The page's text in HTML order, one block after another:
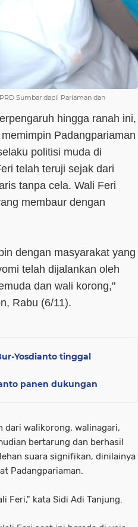
Sumbar dapil Pariaman dan
hingga ranah ini,
Padangpariaman
politisi muda di
telah teruji sejak dari
tanpa cela. Wali Feri
membaur dengan
dengan masyarakat yang
telah dijalankan oleh
dan wali korong,"
Rabu (6/11).
Yosdianto tinggal
panen dukungan
dari walikorong, walinagari,
bertarung dan berhasil
suara signifikan, dinilainya
Padangpariaman.
Feri," kata Sidi Adi Tanjung.